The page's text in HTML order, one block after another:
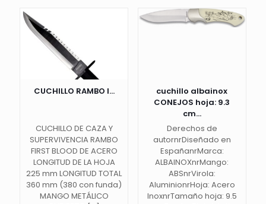
CUCHILLO RAMBO I...
CUCHILLO DE CAZA Y
SUPERVIVENCIA RAMBO
FIRST BLOOD DE ACERO
LONGITUD DE LA HOJA
225 mm LONGITUD TOTAL
360 mm (380 con funda)
MANGO METÁLICO
cuchillo albainox
CONEJOS hoja: 9.3
cm...
Derechos de
autornrDiseñado en
EspañanrMarca:
ALBAINOXnrMango:
ABSnrVirola:
AluminionrHoja: Acero
InoxnrTamaño hoja: 9.5